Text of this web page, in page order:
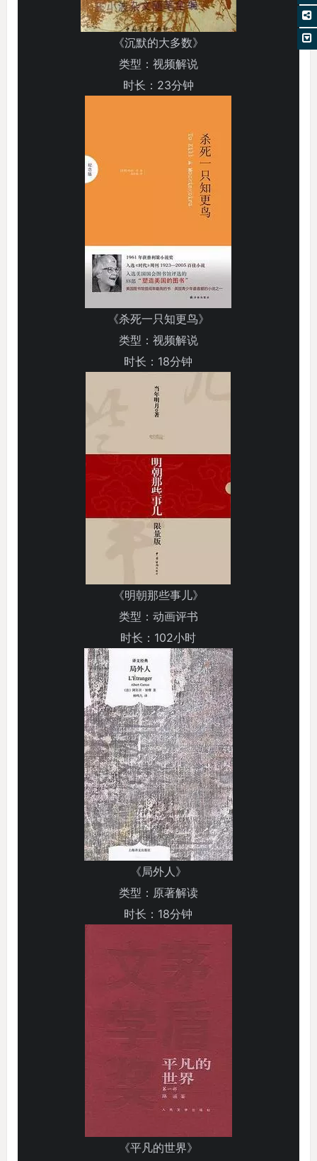
《沉默的大多数》
类型：视频解说
时长：23分钟
《杀死一只知更鸟》
类型：视频解说
时长：18分钟
《明朝那些事儿》
类型：动画评书
时长：102小时
《局外人》
类型：原著解读
时长：18分钟
《平凡的世界》